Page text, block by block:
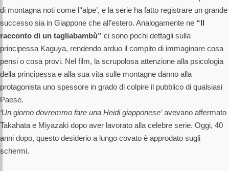
di montagna noti come l’‘alpe’, e la serie ha fatto registrare un grande
successo sia in Giappone che all’estero. Analogamente ne “Il
racconto di un tagliabambù” ci sono pochi dettagli sulla
principessa Kaguya, rendendo arduo il compito di immaginare cosa
pensi o cosa provi. Nel film, la scrupolosa attenzione alla psicologia
della principessa e alla sua vita sulle montagne danno alla
protagonista uno spessore in grado di colpire il pubblico di qualsiasi
Paese.
‘Un giorno dovremmo fare una Heidi giapponese’avevano affermato
Takahata e Miyazaki dopo aver lavorato alla celebre serie. Oggi, 40
anni dopo, questo desiderio a lungo covato è approdato sugli
schermi.